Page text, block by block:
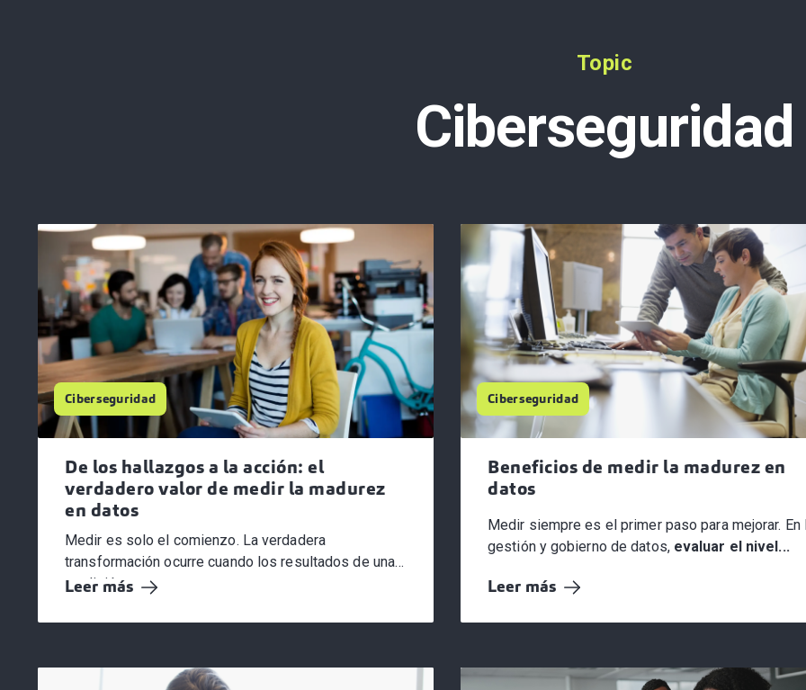
Topic
Ciberseguridad
Ciberseguridad
De los hallazgos a la acción: el
verdadero valor de medir la madurez
en datos
Medir es solo el comienzo. La verdadera
transformación ocurre cuando los resultados de una
medición...
Leer más
Ciberseguridad
Beneficios de medir la madurez en
datos
Medir siempre es el primer paso para mejorar. En
gestión y gobierno de datos, evaluar el nivel...
Leer más